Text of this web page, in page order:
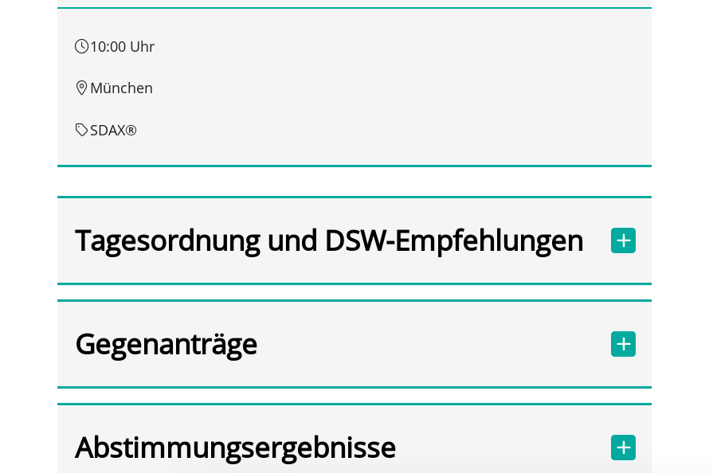
10:00 Uhr
München
SDAX®
Tagesordnung und DSW-Empfehlungen
Gegenanträge
Abstimmungsergebnisse